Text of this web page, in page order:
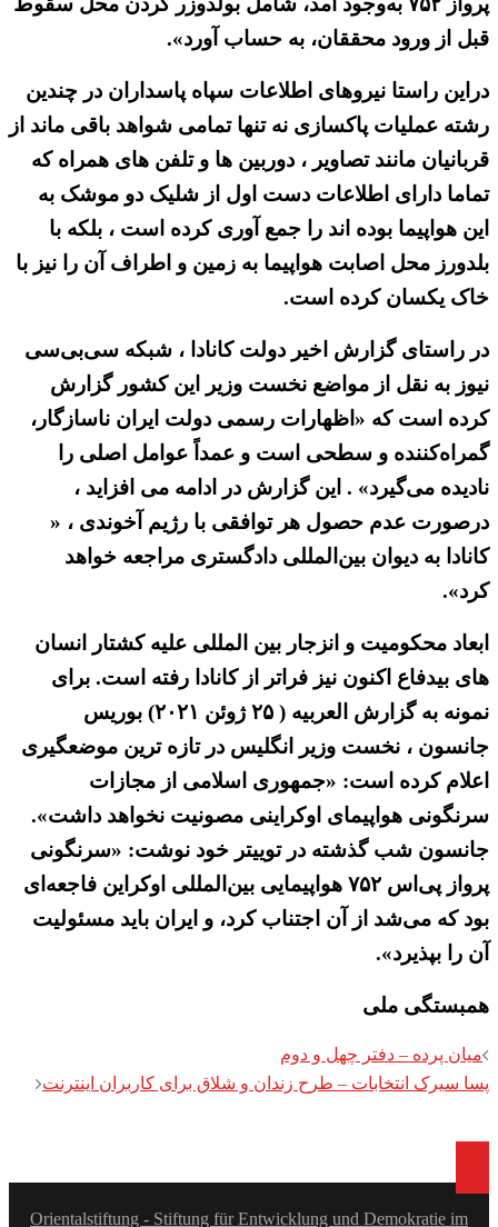
قبل از ورود محققان، به حساب آورد».
دراین راستا نیروهای اطلاعات سپاه پاسداران در چندین
رشته عملیات پاکسازی نه تنها تمامی شواهد باقی ماند از
قربانیان مانند تصاویر ، دوربین ها و تلفن های همراه که
تماما دارای اطلاعات دست اول از شلیک دو موشک به
این هواپیما بوده اند را جمع آوری کرده است ، بلکه با
بلدورز محل اصابت هواپیما به زمین و اطراف آن را نیز با
خاک یکسان کرده است.
در راستای گزارش اخیر دولت کانادا ، شبکه سی‌بی‌سی
نیوز به نقل از مواضع نخست وزیر این کشور گزارش
کرده است که «اظهارات رسمی دولت ایران ناسازگار،
گمراه‌کننده و سطحی است و عمداً عوامل اصلی را
نادیده می‌گیرد» . این گزارش در ادامه می افزاید ،
درصورت عدم حصول هر توافقی با رژیم آخوندی ، «
کانادا به دیوان بین‌المللی دادگستری مراجعه خواهد
کرد».
ابعاد محکومیت و انزجار بین المللی علیه کشتار انسان
های بیدفاع اکنون نیز فراتر از کانادا رفته است. برای
نمونه به گزارش العربیه ( ۲۵ ژوئن ۲۰۲۱) بوریس
جانسون ، نخست وزیر انگلیس در تازه ترین موضعگیری
اعلام کرده است: «جمهوری اسلامی از مجازات
سرنگونی هواپیمای اوکراینی مصونیت نخواهد داشت».
جانسون شب گذشته در توییتر خود نوشت: «سرنگونی
پرواز پی‌اس ۷۵۲ هواپیمایی بین‌المللی اوکراین فاجعه‌ای
بود که می‌شد از آن اجتناب کرد، و ایران باید مسئولیت
آن را بپذیرد».
همبستگی ملی
Post
navigation
میان پرده – دفتر چهل و دوم
پسا سیرک انتخابات – طرح زندان و شلاق برای کاربران اینترنت
Orientalstiftung - Stiftung für Entwicklung und Demokratie im